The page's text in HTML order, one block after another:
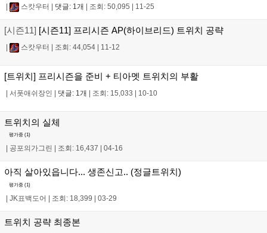
| 스캇우터 | 댓글: 1개 | 조회: 50,095 | 11-25
[시즌11] [시즌11] 프리시즌 AP(하이브리드) 트위치 공략
| 스캇우터 | 조회: 44,054 | 11-12
[트위치] 프리시즌을 준비 + 티아멧 트위치의 부활
| 서폿애쉬장인 | 댓글: 1개 | 조회: 15,033 | 10-10
트위치의 실체
평가중 (1)
공포의가그린 조회: 16,437 04-16
아직 살아있읍니다... 생존신고.. (정글트위치)
평가중 (1)
| JK표백도어 | 조회: 18,399 | 03-29
트위치 공략 최종본